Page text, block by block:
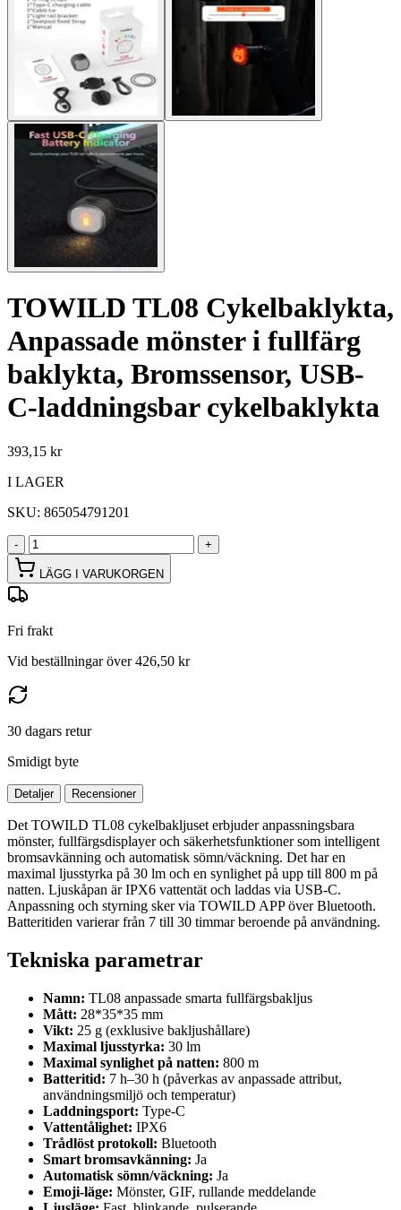
TOWILD TL08 Cykelbaklykta,
Anpassade mönster i fullfärg
baklykta, Bromssensor, USB-
C-laddningsbar cykelbaklykta
393,15 kr
I LAGER
SKU: 865054791201
- +
LÄGG I VARUKORGEN
Fri frakt
Vid beställningar över 426,50 kr
30 dagars retur
Smidigt byte
Detaljer Recensioner
Det TOWILD TL08 cykelbakljuset erbjuder anpassningsbara
mönster, fullfärgsdisplayer och säkerhetsfunktioner som intelligent
bromsavkänning och automatisk sömn/väckning. Det har en
maximal ljusstyrka på 30 lm och en synlighet på upp till 800 m på
natten. Ljuskåpan är IPX6 vattentät och laddas via USB-C.
Anpassning och styrning sker via TOWILD APP över Bluetooth.
Batteritiden varierar från 7 till 30 timmar beroende på användning.
Tekniska parametrar
Namn: TL08 anpassade smarta fullfärgsbakljus
Mått: 28*35*35 mm
Vikt: 25 g (exklusive bakljushållare)
Maximal ljusstyrka: 30 lm
Maximal synlighet på natten: 800 m
Batteritid: 7 h–30 h (påverkas av anpassade attribut,
användningsmiljö och temperatur)
Laddningsport: Type-C
Vattentålighet: IPX6
Trådlöst protokoll: Bluetooth
Smart bromsavkänning: Ja
Automatisk sömn/väckning: Ja
Emoji-läge: Mönster, GIF, rullande meddelande